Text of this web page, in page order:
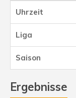
Ergebnisse